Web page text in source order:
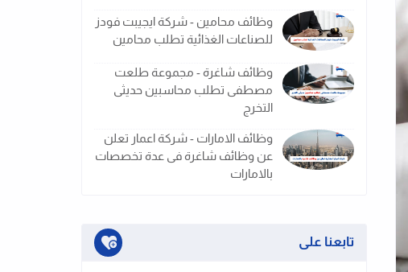
وظائف محامين - شركة ايجيبت فودز
للصناعات الغذائية تطلب محامين
وظائف شاغرة - مجموعة طلعت
مصطفى تطلب محاسبين حديثى
التخرج
وظائف الامارات - شركة اعمار تعلن
عن وظائف شاغرة فى عدة تخصصات
بالامارات
تابعنا على